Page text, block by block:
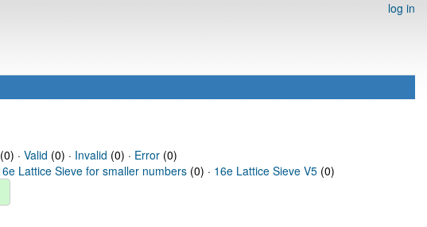
log in
· Valid (0) · Invalid (0) · Error(0)
Lattice Sieve for smaller numbers (0) · 16e Lattice Sieve V5 (0)